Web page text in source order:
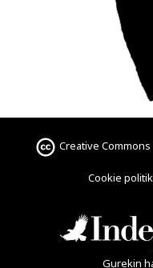
Creative Commons
Cookie
Gurekin